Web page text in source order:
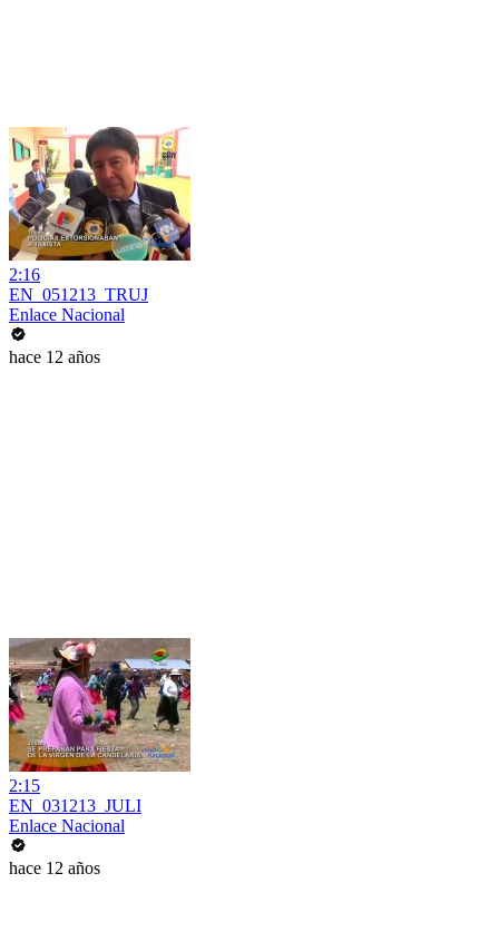
2:16
EN_051213_TRUJ
Enlace Nacional
hace 12 años
2:15
EN_031213_JULI
Enlace Nacional
hace 12 años